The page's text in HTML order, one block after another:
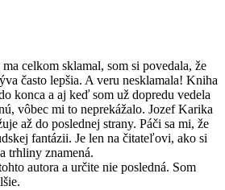
celkom sklamal, som si povedala, že
často lepšia. A veru nesklamala! Kniha
konca a aj keď som už dopredu vedela
vôbec mi to neprekážalo. Jozef Karika
až do poslednej strany. Páči sa mi, že
fantázii. Je len na čitateľovi, ako si
trhliny znamená.
autora a určite nie posledná. Som